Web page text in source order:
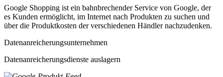
Google Shopping ist ein bahnbrechender Service von Google, der
es Kunden ermöglicht, im Internet nach Produkten zu suchen und
über die Produktkosten der verschiedenen Händler nachzudenken.
Datenanreicherungsunternehmen
Datenanreicherungsdienste auslagern